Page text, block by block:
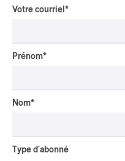
|
Votre courriel *
Prénom*
Nom*
Type d'abonné